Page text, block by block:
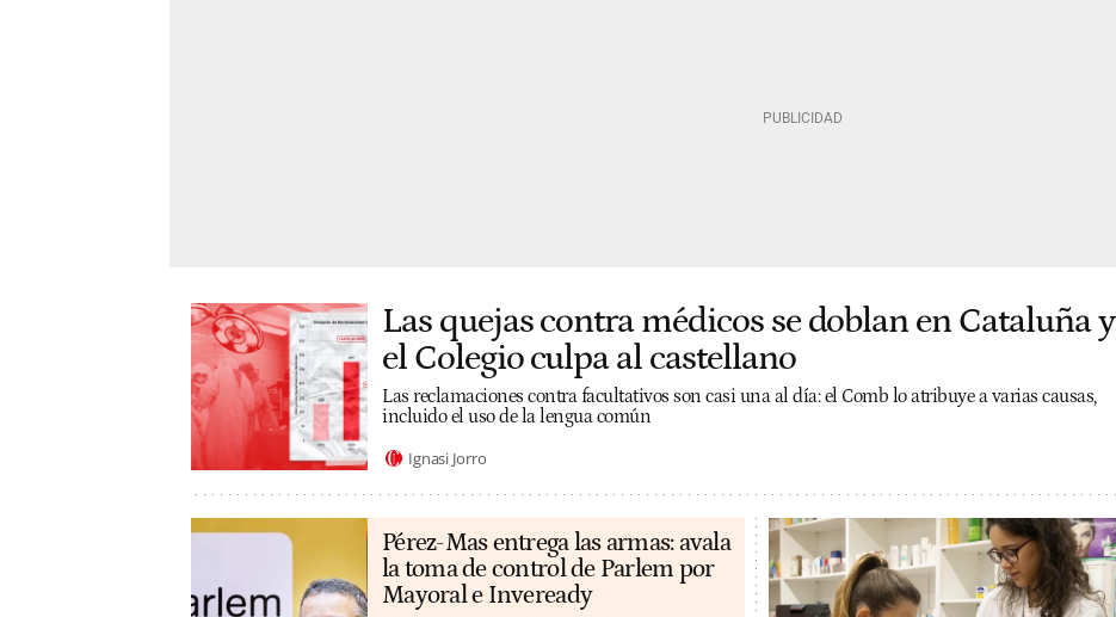
Las quejas contra médicos se doblan en Cataluña y
el Colegio culpa al castellano
Las reclamaciones contra facultativos son casi una al día: el Comb lo atribuye a varias causas,
incluido el uso de la lengua común
Ignasi Jorro
Pérez-Mas entrega las armas: avala
la toma de control de Parlem por
Mayoral e Inveready